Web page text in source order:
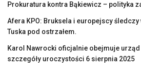
Prokuratura kontra Bąkiewicz – polityka
Afera KPO: Bruksela i europejscy
Tuska pod ostrzałem.
Karol Nawrocki oficjalnie obejmuje urząd
szczegóły uroczystości 6 sierpnia 2025